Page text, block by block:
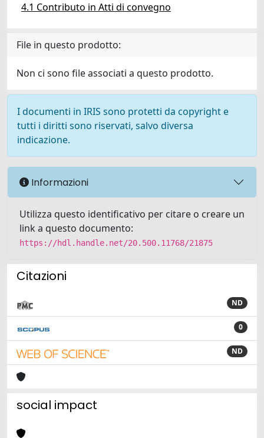
4.1 Contributo in Atti di convegno
File in questo prodotto:
Non ci sono file associati a questo prodotto.
I documenti in IRIS sono protetti da copyright e
tutti i diritti sono riservati, salvo diversa
indicazione.
Informazioni
Utilizza questo identificativo per citare o creare un
link a questo documento:
https://hdl.handle.net/20.500.11768/21875
Citazioni
ND
0
ND
social impact